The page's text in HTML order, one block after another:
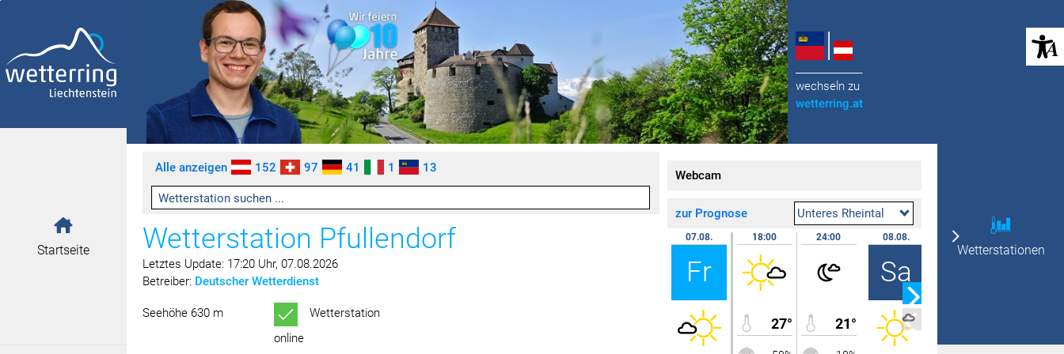
Zum linken senkrechten Seitenmenü springen [AK + 1]
Zum rechten senkrechten Seitenmenü springen [AK + 2]
Zu den Inhalten im Fußbereich springen [AK + 3]
Startseite Wetterstationen
(öffnet in neuem Tab)
wechseln zu
wetterring.at
Alle anzeigen 152 97 41 1 13
Wetterstation Pfullendorf
Letztes Update: 17:20 Uhr, 07.08.2026
Betreiber: Deutscher Wetterdienst
Seehöhe 630 m
Wetterstation
online
Webcam
zur Prognose Unteres Rheintal
07.08.
Fr
18:00
27°
24:00
21°
08.08.
Sa
07:00